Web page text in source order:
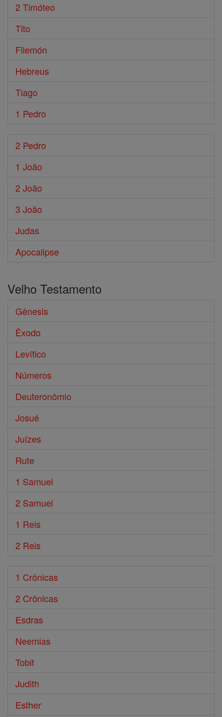
2 Timóteo
Tito
Filemón
Hebreus
Tiago
1 Pedro
2 Pedro
1 João
2 João
3 João
Judas
Apocalipse
Velho Testamento
Gênesis
Êxodo
Levítico
Números
Deuteronômio
Josué
Juízes
Rute
1 Samuel
2 Samuel
1 Reis
2 Reis
1 Crônicas
2 Crônicas
Esdras
Neemias
Tobit
Judith
Esther